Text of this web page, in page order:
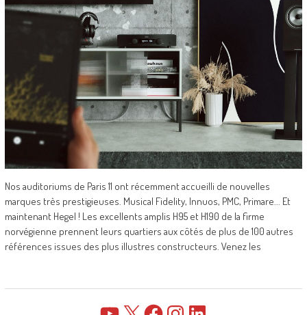
Nos auditoriums de Paris 11 ont récemment accueilli de nouvelles
marques très prestigieuses. Musical Fidelity, Innuos, PMC, Primare... Et
maintenant Hegel ! Les excellents amplis H95 et H190 de la firme
norvégienne prennent leurs quartiers aux côtés de plus de 100 autres
références issues des plus illustres constructeurs. Venez les